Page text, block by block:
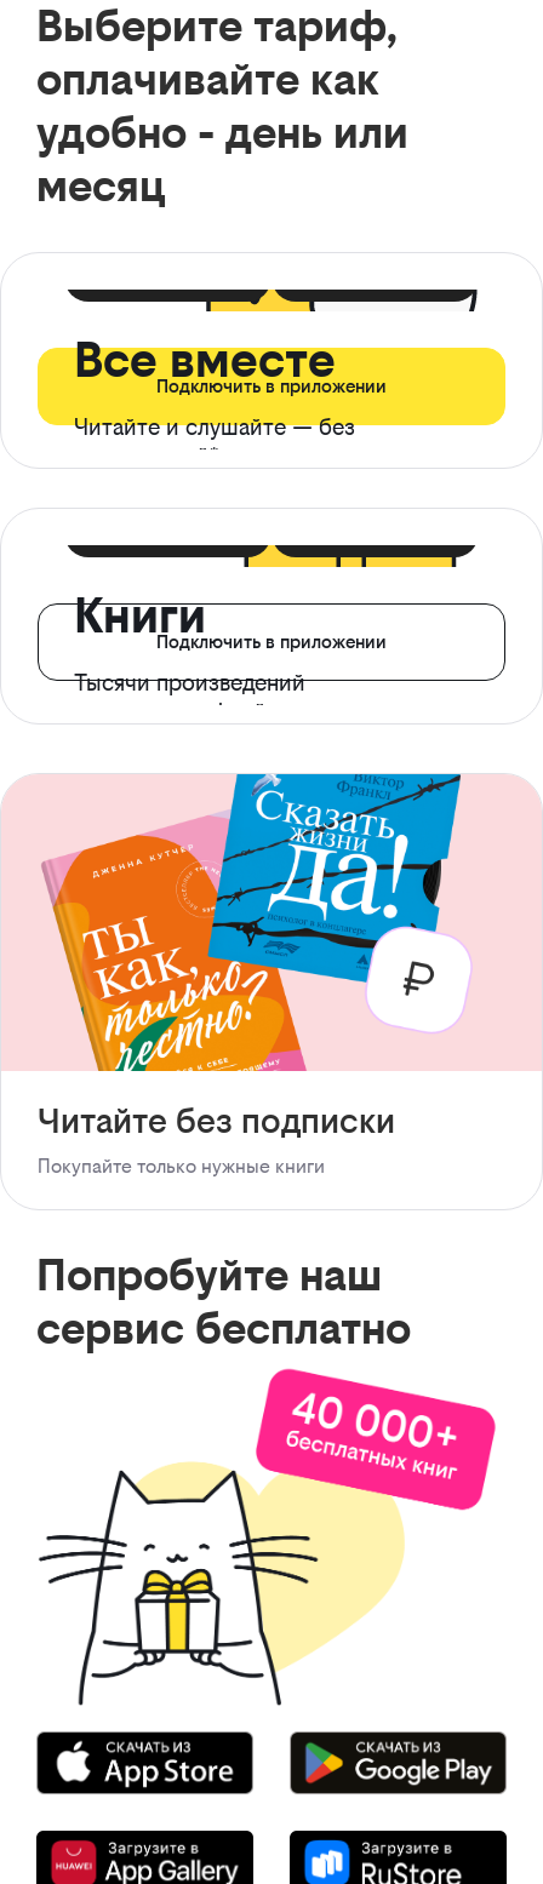
Выберите тариф,
оплачивайте как
удобно - день или
месяц
Все вместе
Читайте и слушайте — без
ограничений*
Подключить в приложении
Книги
Тысячи произведений
с доступом офлайн
Подключить в приложении
Читайте без подписки
Покупайте только нужные книги
Попробуйте наш
сервис бесплатно